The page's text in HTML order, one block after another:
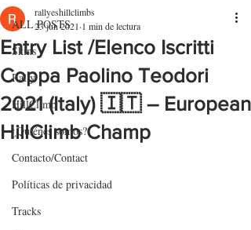
ALL POSTS
Skins
Rally
HillClimb
¿Quiénes somos?
Contacto/Contact
Políticas de privacidad
Tracks
Entry List /Elenco Iscritti
Coppa Paolino Teodori
2021 (Italy) 🇮🇹 – European
HillClimb Champ
rallyeshillclimbs
23 jun 2021 1 min de lectura